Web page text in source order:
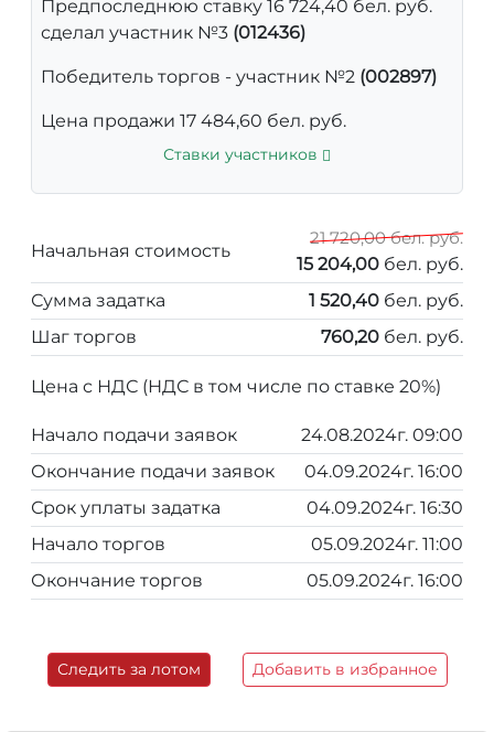
Предпоследнюю ставку 16 724,40 бел. руб.
сделал участник №3 (012436)
Победитель торгов - участник №2 (002897)
Цена продажи 17 484,60 бел. руб.
Ставки участников
Начальная стоимость
21 720,00 бел. руб.
15 204,00 бел. руб.
Сумма задатка
1 520,40 бел. руб.
Шаг торгов
760,20 бел. руб.
Цена с НДС (НДС в том числе по ставке 20%)
Начало подачи заявок
24.08.2024г. 09:00
Окончание подачи заявок
04.09.2024г. 16:00
Срок уплаты задатка
04.09.2024г. 16:30
Начало торгов
05.09.2024г. 11:00
Окончание торгов
05.09.2024г. 16:00
Следить за лотом Добавить в избранное